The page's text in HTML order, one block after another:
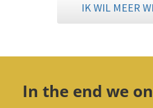
IK WIL MEER
In the end we